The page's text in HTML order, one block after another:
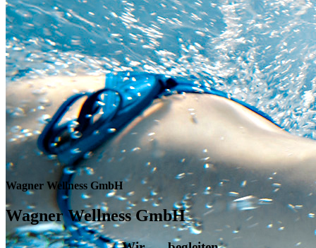
Wagner Wellness GmbH
Wagner Wellness GmbH